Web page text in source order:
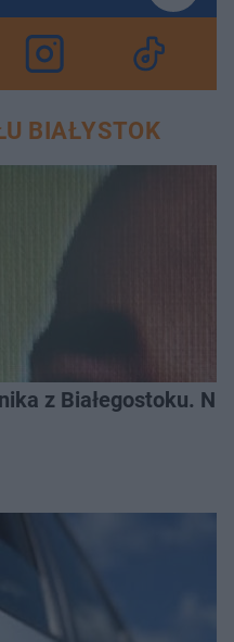
BIAŁYSTOK
z Białegostoku.